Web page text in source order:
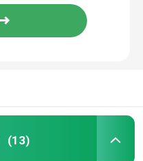
(13)